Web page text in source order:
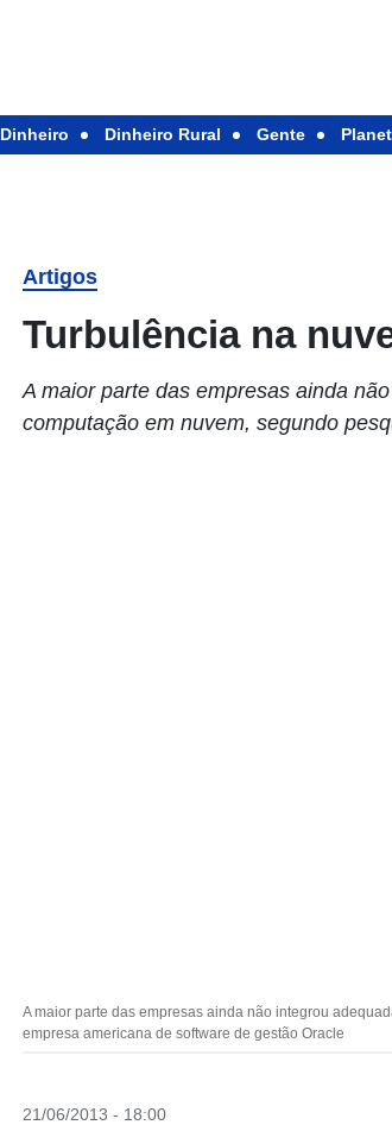
Dinheiro Dinheiro Rural Gente
Artigos
Turbulência na
A maior parte das empresas ainda
computação em nuvem, segundo
A maior parte das empresas ainda não integrou
empresa americana de software de gestão Oracle
21/06/2013 - 18:00